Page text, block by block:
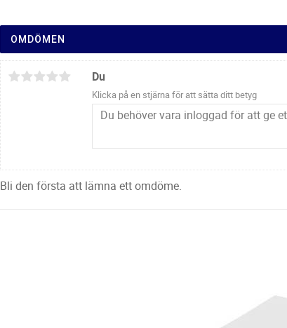
OMDÖMEN
Du
Klicka på en stjärna för att sätta ditt betyg
Bli den första att lämna ett omdöme.